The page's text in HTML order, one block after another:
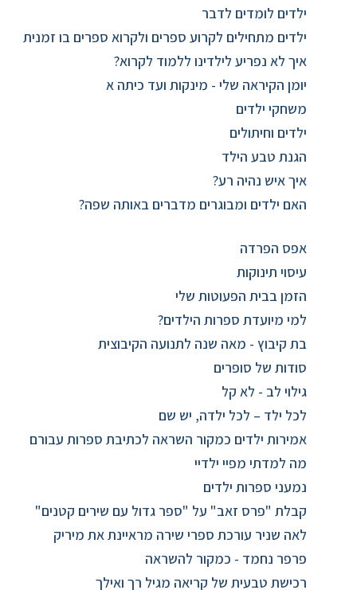
ילדים לומדים לדבר
ילדים מתחילים לקרוע ספרים ולקרוא ספרים בו זמנית
איך לא נפריע לילדינו ללמוד לקרוא?
יומן הקיראה שלי - מינקות ועד כיתה א
משחקי ילדים
ילדים וחיתולים
הגנת טבע הילד
איך איש נהיה רע?
האם ילדים ומבוגרים מדברים באותה שפה?
אפס הפרדה
עיסוי תינוקות
הזמן בבית הפעוטות שלי
למי מיועדת ספרות הילדים?
בת קיבוץ - מאה שנה לתנועה הקיבוצית
סודות של סופרים
גילוי לב - לא קל
לכל ילד – לכל ילדה, יש שם
אמירות ילדים כמקור השראה לכתיבת ספרות עבורם
מה למדתי מפיי ילדיי
נמעני ספרות ילדים
קבלת "פרס זאב" על "ספר גדול עם שירים קטנים"
לאה שניר עורכת ספרי שירה מראיינת את מיריק
פרפר נחמד - כמקור להשראה
רכישת טבעית של קריאה מגיל רך ואילך